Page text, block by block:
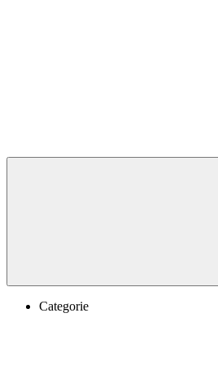
Categorie